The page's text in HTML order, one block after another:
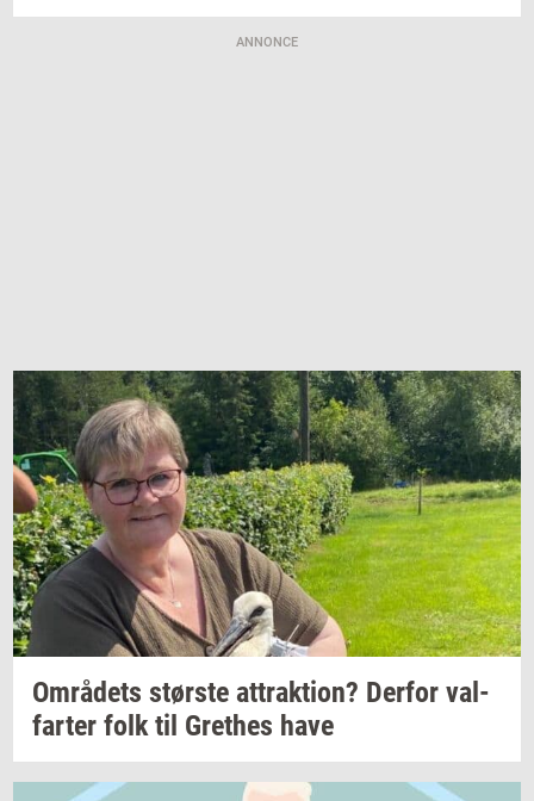
ANNONCE
Om­rå­dets stør­ste at­trak­tion? Der­for val­
far­ter folk til Gret­hes have